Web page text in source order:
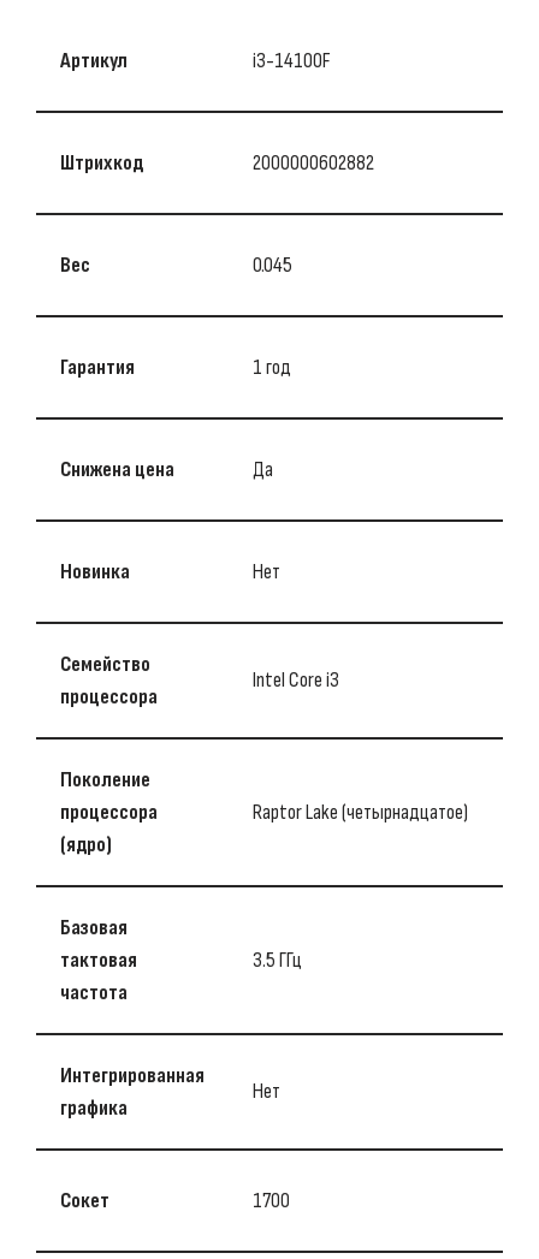
Артикул i3-14100F
Штрихкод 2000000602882
Вес 0.045
Гарантия 1 год
Снижена цена Да
Новинка Нет
Семейство
процессора
Intel Core i3
Поколение
процессора
(ядро)
Raptor Lake (четырнадцатое)
Базовая
тактовая
частота
3.5 ГГц
Интегрированная
графика
Нет
Сокет 1700